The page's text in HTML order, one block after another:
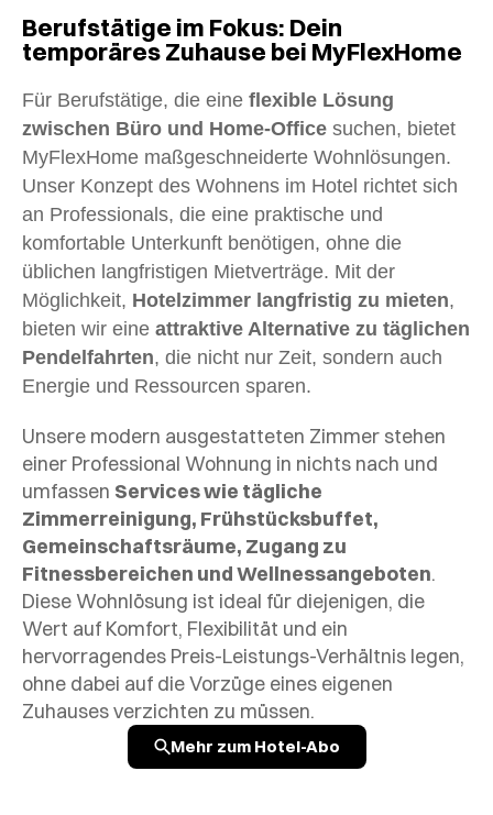
Berufstätige im Fokus: Dein
temporäres Zuhause bei MyFlexHome
Für Berufstätige, die eine flexible Lösung
zwischen Büro und Home-Office suchen, bietet
MyFlexHome maßgeschneiderte Wohnlösungen.
Unser Konzept des Wohnens im Hotel richtet sich
an Professionals, die eine praktische und
komfortable Unterkunft benötigen, ohne die
üblichen langfristigen Mietverträge. Mit der
Möglichkeit, Hotelzimmer langfristig zu mieten,
bieten wir eine attraktive Alternative zu täglichen
Pendelfahrten, die nicht nur Zeit, sondern auch
Energie und Ressourcen sparen.
Unsere modern ausgestatteten Zimmer stehen
einer Professional Wohnung in nichts nach und
umfassen Services wie tägliche
Zimmerreinigung, Frühstücksbuffet,
Gemeinschaftsräume, Zugang zu
Fitnessbereichen und Wellnessangeboten.
Diese Wohnlösung ist ideal für diejenigen, die
Wert auf Komfort, Flexibilität und ein
hervorragendes Preis-Leistungs-Verhältnis legen,
ohne dabei auf die Vorzüge eines eigenen
Zuhauses verzichten zu müssen.
Mehr zum Hotel-Abo